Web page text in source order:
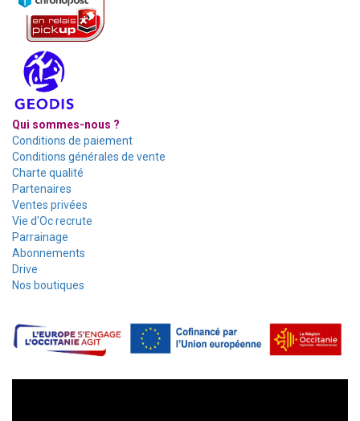
Qui sommes-nous ?
Conditions de paiement
Conditions générales de vente
Charte qualité
Partenaires
Ventes privées
Vie d'Oc recrute
Parrainage
Abonnements
Drive
Nos boutiques